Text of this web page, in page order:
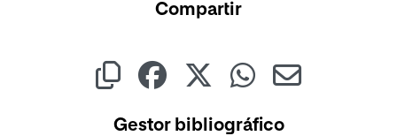
Compartir
Gestor bibliográfico